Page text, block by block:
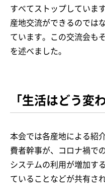
すべてストップしていま
産地交流ができるのでは
ています。この交流会も
を述べました。
「生活はどう変
本会では各産地による紹
費者幹事が、コロナ禍で
システムの利用が増加す
ていることなどが共有さ